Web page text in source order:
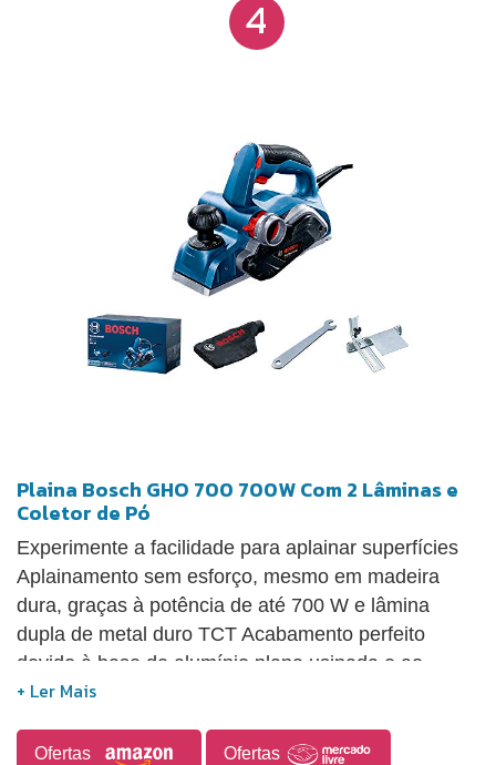
4
Plaina Bosch GHO 700 700W Com 2 Lâminas e
Coletor de Pó
Experimente a facilidade para aplainar superfícies
Aplainamento sem esforço, mesmo em madeira
dura, graças à potência de até 700 W e lâmina
dupla de metal duro TCT Acabamento perfeito
devido à base de alumínio plana usinada e ao
mecanismo de ajuste de profundidade (até 2,6 mm)
gravidade no punho aumenta a sensação de
Ofertas Ofertas